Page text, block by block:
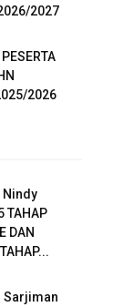
2027
2026
Nindy
TAHAP
DAN
Sarjiman